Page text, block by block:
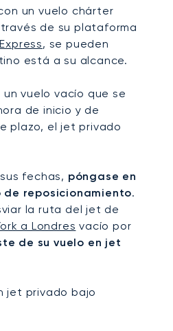
un vuelo chárter
de su plataforma
, se pueden
está a su alcance.
vuelo vacío que se
de inicio y de
plazo, el jet privado
fechas, póngase en
reposicionamiento.
la ruta del jet de
a Londres vacío por
de su vuelo en jet
jet privado bajo